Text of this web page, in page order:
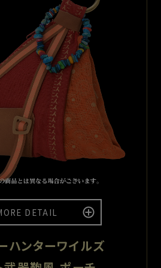
イクとしても十分な性能を発揮するマル
ケーナインクロスのクロスはクロスオ
合うこと)からもじった物であり、 まさ
いたかの様な意味となります。
DETAIL
ハンターワイルズ